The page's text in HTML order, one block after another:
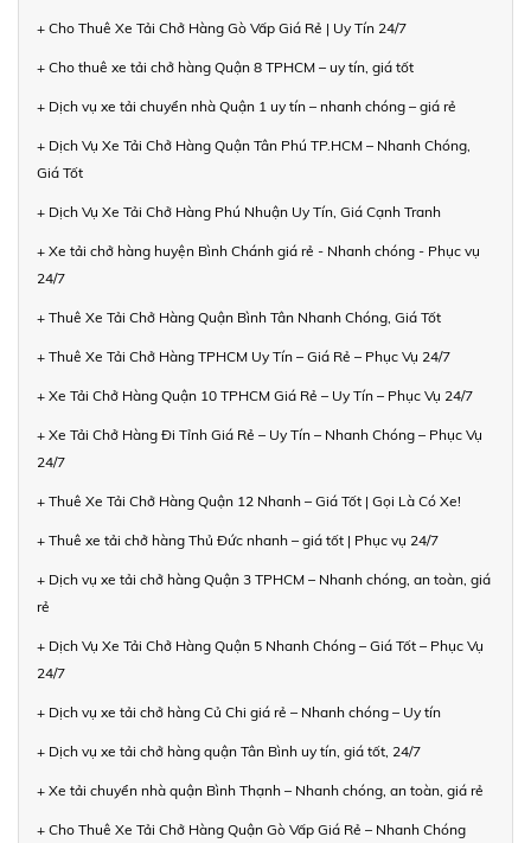
+ Cho Thuê Xe Tải Chở Hàng Gò Vấp Giá Rẻ | Uy Tín 24/7
+ Cho thuê xe tải chở hàng Quận 8 TPHCM – uy tín, giá tốt
+ Dịch vụ xe tải chuyển nhà Quận 1 uy tín – nhanh chóng – giá rẻ
+ Dịch Vụ Xe Tải Chở Hàng Quận Tân Phú TP.HCM – Nhanh Chóng,
Giá Tốt
+ Dịch Vụ Xe Tải Chở Hàng Phú Nhuận Uy Tín, Giá Cạnh Tranh
+ Xe tải chở hàng huyện Bình Chánh giá rẻ - Nhanh chóng - Phục vụ
24/7
+ Thuê Xe Tải Chở Hàng Quận Bình Tân Nhanh Chóng, Giá Tốt
+ Thuê Xe Tải Chở Hàng TPHCM Uy Tín – Giá Rẻ – Phục Vụ 24/7
+ Xe Tải Chở Hàng Quận 10 TPHCM Giá Rẻ – Uy Tín – Phục Vụ 24/7
+ Xe Tải Chở Hàng Đi Tỉnh Giá Rẻ – Uy Tín – Nhanh Chóng – Phục Vụ
24/7
+ Thuê Xe Tải Chở Hàng Quận 12 Nhanh – Giá Tốt | Gọi Là Có Xe!
+ Thuê xe tải chở hàng Thủ Đức nhanh – giá tốt | Phục vụ 24/7
+ Dịch vụ xe tải chở hàng Quận 3 TPHCM – Nhanh chóng, an toàn, giá
rẻ
+ Dịch Vụ Xe Tải Chở Hàng Quận 5 Nhanh Chóng – Giá Tốt – Phục Vụ
24/7
+ Dịch vụ xe tải chở hàng Củ Chi giá rẻ – Nhanh chóng – Uy tín
+ Dịch vụ xe tải chở hàng quận Tân Bình uy tín, giá tốt, 24/7
+ Xe tải chuyển nhà quận Bình Thạnh – Nhanh chóng, an toàn, giá rẻ
+ Cho Thuê Xe Tải Chở Hàng Quận Gò Vấp Giá Rẻ – Nhanh Chóng